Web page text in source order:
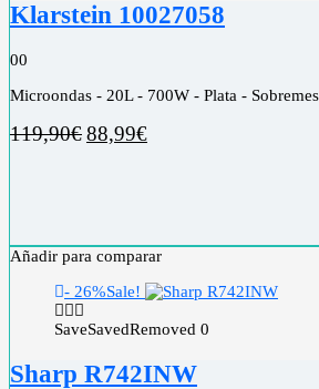
Klarstein 10027058
00
Microondas - 20L - 700W - Plata -
119,90€88,99€
Añadir para comparar
- 26%Sale!
SaveSavedRemoved 0
Sharp R742INW